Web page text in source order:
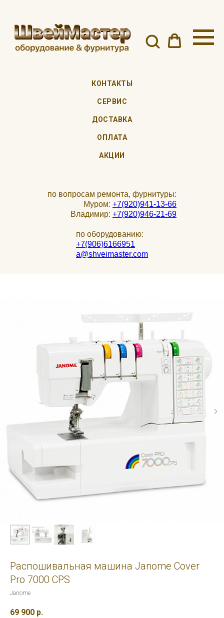
КОНТАКТЫ
СЕРВИС
ДОСТАВКА
ОПЛАТА
АКЦИИ
по вопросам ремонта, фурнитуры:
Муром: +7(920)941-13-66
Владимир: +7(920)946-21-69
по оборудованию:
+7(906)6166951
a@shveimaster.com
Распошивальная машина Janome Cover
Pro 7000 CPS
Janome
69 900 р.